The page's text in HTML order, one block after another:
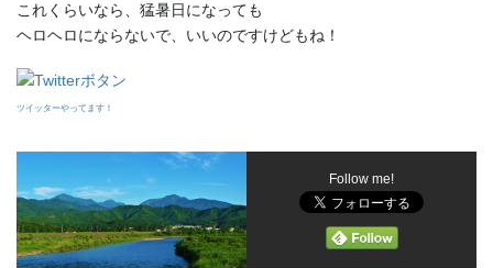
これくらいなら、猛暑日になっても
ヘロヘロにならないで、いいのですけどもね！
ツイッターやってます！
Follow me!